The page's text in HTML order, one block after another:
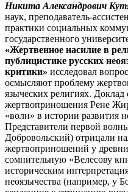
Никита Александрович
наук, преподаватель-
практики социальных
государственного
«Жертвенное насилие в
публицистике русских
критики» исследовал
осмысляют проблему
языческих религиях. Доклад
жертвоприношения Рене
«волн» в истории развития
Представители первой
Добровольский) отрицали
жертвоприношений у
сомнительную «Велесову
историческим
неоязычества (например, у